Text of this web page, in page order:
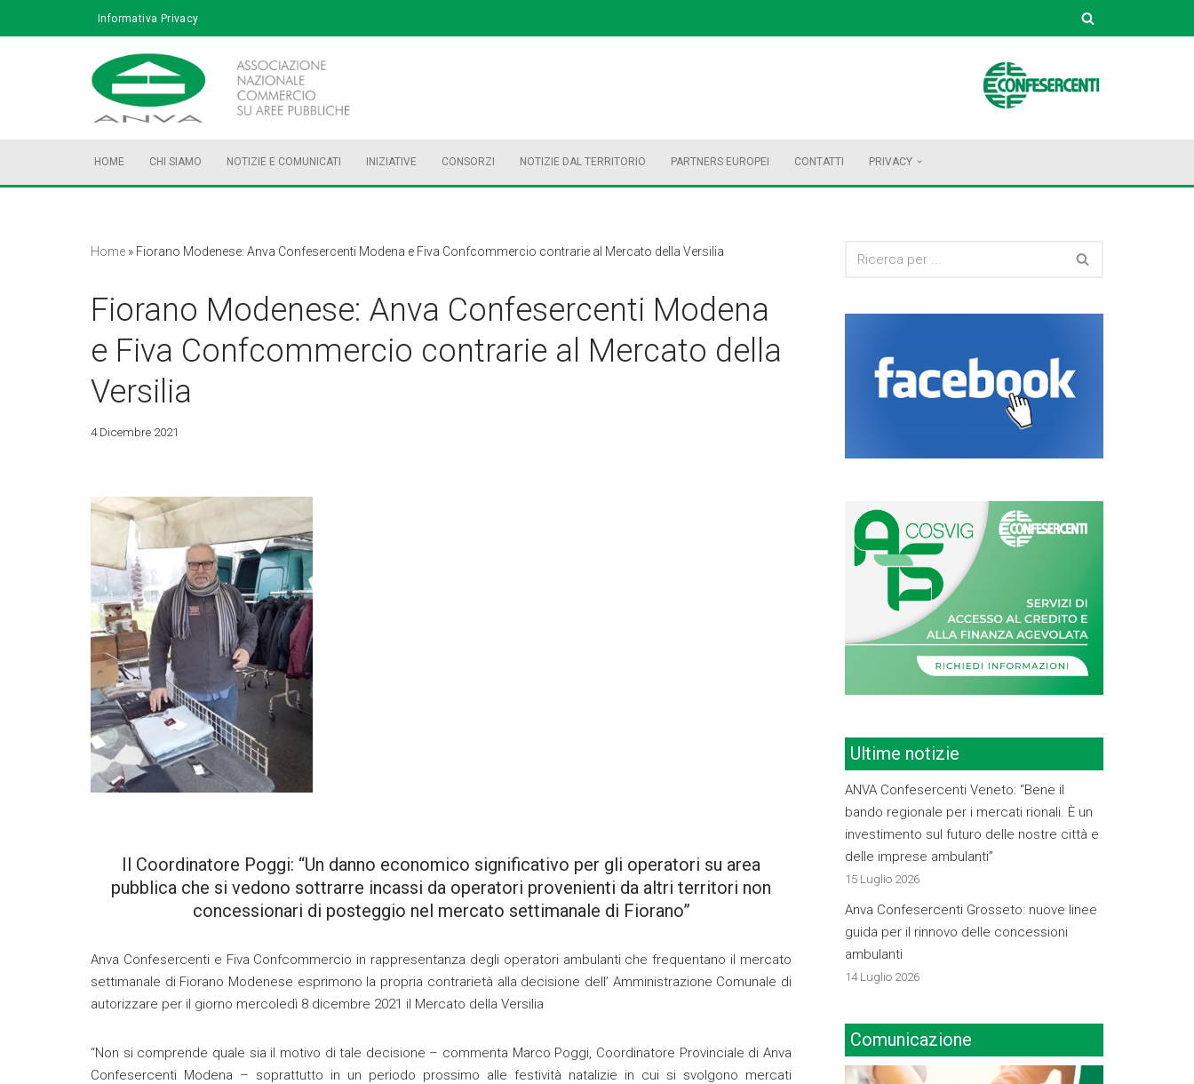
Informativa Privacy
HOME CHI SIAMO NOTIZIE E COMUNICATI INIZIATIVE CONSORZI NOTIZIE DAL TERRITORIO PARTNERS EUROPEI CONTATTI PRIVACY
Home » Fiorano Modenese: Anva Confesercenti Modena e Fiva Confcommercio contrarie al Mercato della Versilia
Fiorano Modenese: Anva Confesercenti Modena
e Fiva Confcommercio contrarie al Mercato della
Versilia
4 Dicembre 2021
Il Coordinatore Poggi: “Un danno economico significativo per gli operatori su area
pubblica che si vedono sottrarre incassi da operatori provenienti da altri territori non
concessionari di posteggio nel mercato settimanale di Fiorano”
Anva Confesercenti e Fiva Confcommercio in rappresentanza degli operatori ambulanti che frequentano il mercato
settimanale di Fiorano Modenese esprimono la propria contrarietà alla decisione dell’ Amministrazione Comunale di
autorizzare per il giorno mercoledì 8 dicembre 2021 il Mercato della Versilia
“Non si comprende quale sia il motivo di tale decisione – commenta Marco Poggi, Coordinatore Provinciale di Anva
Confesercenti Modena – soprattutto in un periodo prossimo alle festività natalizie in cui si svolgono mercati
Ultime notizie
ANVA Confesercenti Veneto: “Bene il
bando regionale per i mercati rionali. È un
investimento sul futuro delle nostre città e
delle imprese ambulanti”
15 Luglio 2026
Anva Confesercenti Grosseto: nuove linee
guida per il rinnovo delle concessioni
ambulanti
14 Luglio 2026
Comunicazione